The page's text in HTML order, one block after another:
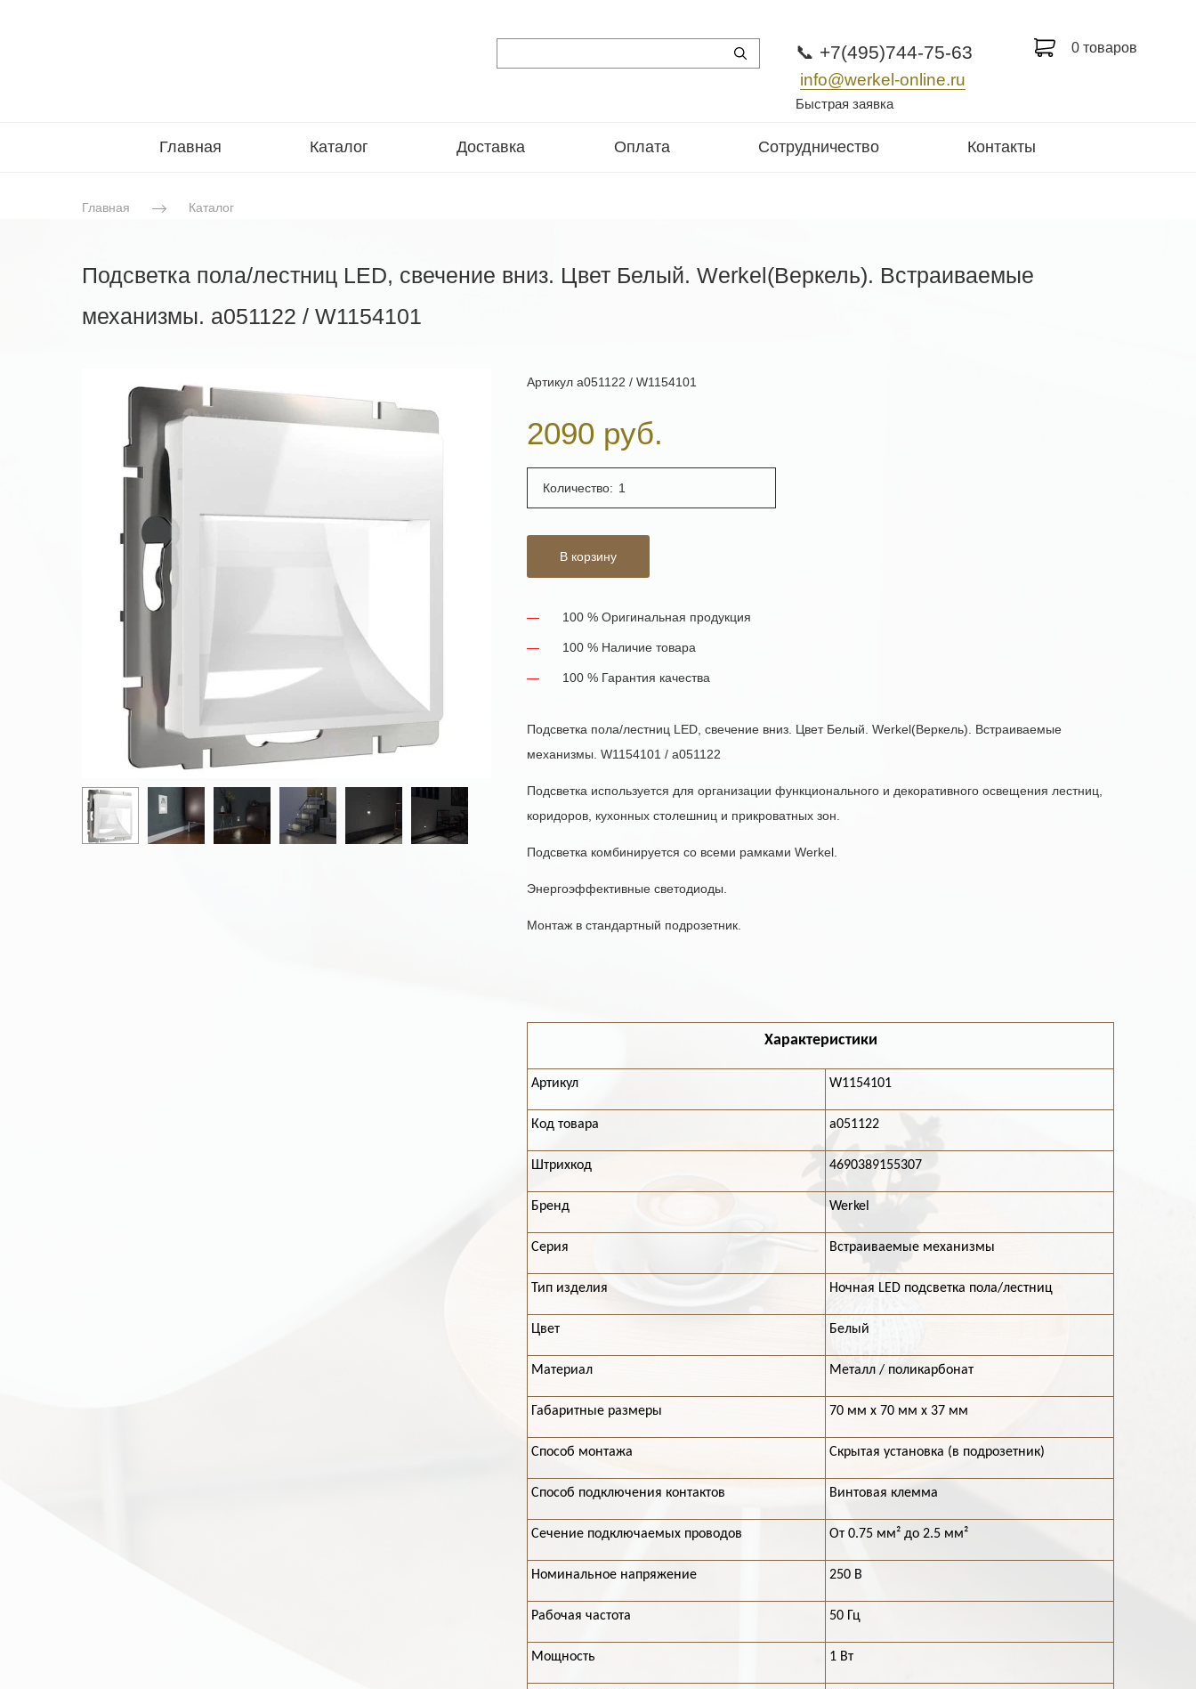
📞 +7(495)744-75-63
info@werkel-online.ru
Быстрая заявка
0 товаров
Главная Каталог Доставка Оплата Сотрудничество Контакты
Главная Каталог
Подсветка пола/лестниц LED, свечение вниз. Цвет Белый. Werkel(Веркель). Встраиваемые
механизмы. a051122 / W1154101
Артикул a051122 / W1154101
2090 руб.
Количество:
В корзину
100 % Оригинальная продукция
100 % Наличие товара
100 % Гарантия качества
Подсветка пола/лестниц LED, свечение вниз. Цвет Белый. Werkel(Веркель). Встраиваемые
механизмы. W1154101 / a051122
Подсветка используется для организации функционального и декоративного освещения лестниц,
коридоров, кухонных столешниц и прикроватных зон.
Подсветка комбинируется со всеми рамками Werkel.
Энергоэффективные светодиоды.
Монтаж в стандартный подрозетник.
Характеристики
Артикул W1154101
Код товара a051122
Штрихкод 4690389155307
Бренд Werkel
Серия Встраиваемые механизмы
Тип изделия Ночная LED подсветка пола/лестниц
Цвет Белый
Материал Металл / поликарбонат
Габаритные размеры 70 мм х 70 мм х 37 мм
Способ монтажа Скрытая установка (в подрозетник)
Способ подключения контактов Винтовая клемма
Сечение подключаемых проводов От 0.75 мм² до 2.5 мм²
Номинальное напряжение 250 В
Рабочая частота 50 Гц
Мощность 1 Вт